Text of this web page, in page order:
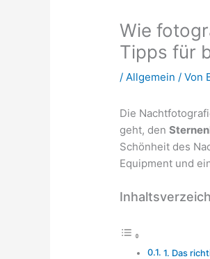
Wie
Tipps für
/Allgemein / Von
Die
geht, den
Schönheit des
Equipment und
1. Das